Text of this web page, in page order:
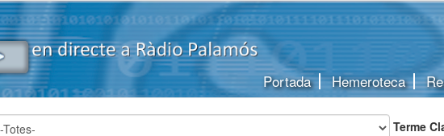
Portada Hemeroteca
Terme